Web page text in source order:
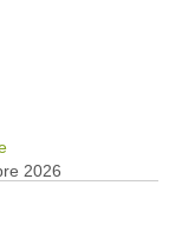
2026